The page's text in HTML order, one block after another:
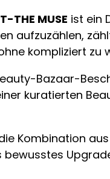
THE MUSE ist ein
aufzuzählen,
kompliziert zu
Bazaar-
kuratierten
Kombination
bewusstes